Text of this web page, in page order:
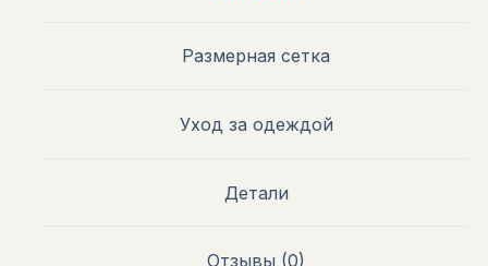
Размерная сетка
Уход за одеждой
Детали
Отзывы (0)